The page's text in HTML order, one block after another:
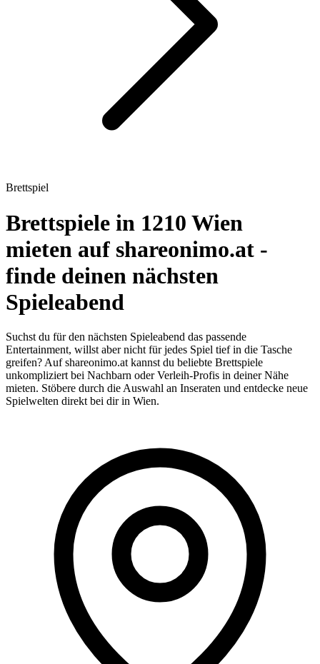
Brettspiel
Brettspiele in 1210 Wien
mieten auf shareonimo.at -
finde deinen nächsten
Spieleabend
Suchst du für den nächsten Spieleabend das passende
Entertainment, willst aber nicht für jedes Spiel tief in die Tasche
greifen? Auf shareonimo.at kannst du beliebte Brettspiele
unkompliziert bei Nachbarn oder Verleih-Profis in deiner Nähe
mieten. Stöbere durch die Auswahl an Inseraten und entdecke neue
Spielwelten direkt bei dir in Wien.